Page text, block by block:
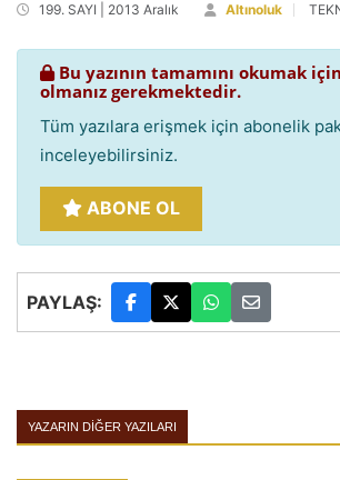
199. SAYI | 2013 Aralık Altınoluk
Bu yazının tamamını okumak
olmanız gerekmektedir.
Tüm yazılara erişmek için abonelik
inceleyebilirsiniz.
ABONE OL
PAYLAŞ:
YAZARIN DIĞER YAZILARI